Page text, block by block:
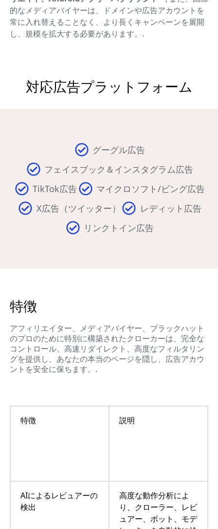
的なメディアバイヤーは、ドメインや広告アカウントを
常に入れ替えることなく、より長くキャンペーンを展開
し、規模を拡大する必要があります。.
対応広告プラットフォーム
グーグル広告
フェイスブック＆インスタグラム広告
TikTok広告
マイクロソフト/ビング広告
X広告（ツイッター）
レディット広告
リンクトイン広告
特徴
アフィリエイター、メディアバイヤー、ブラックハット
のプロのために特別に構築されたクローカーは、完全な
コントロール、高速リダイレクト、高度なフィルタリン
グを提供し、あなたの本当のページを隠し、広告アカウ
ントを安全に保ちます。.
特徴 説明
AIによるレビュアーの
検出
高度な動作分析によ
り、クローラー、レビ
ュアー、ボット、モデ